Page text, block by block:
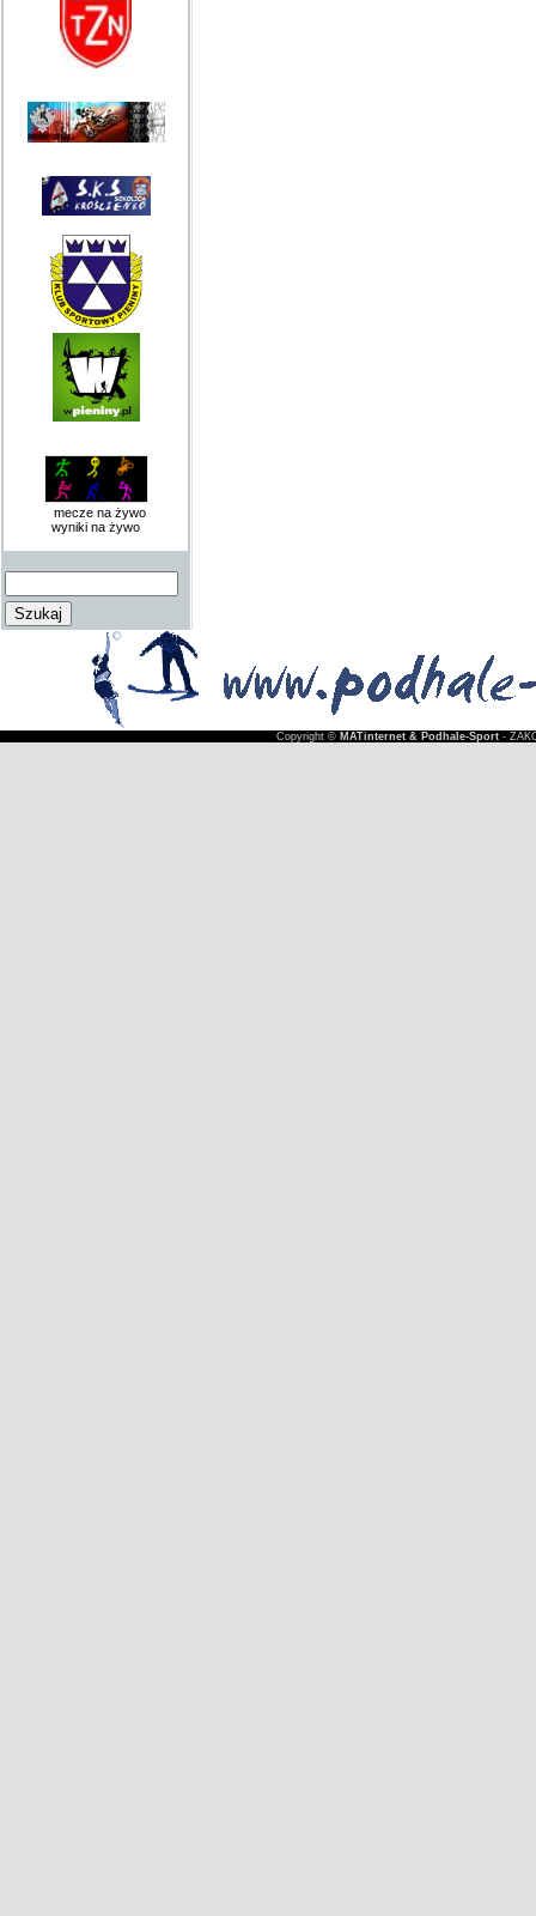
mecze na żywo
wyniki na żywo
Copyright © MATinternet & Podhale-Sport-